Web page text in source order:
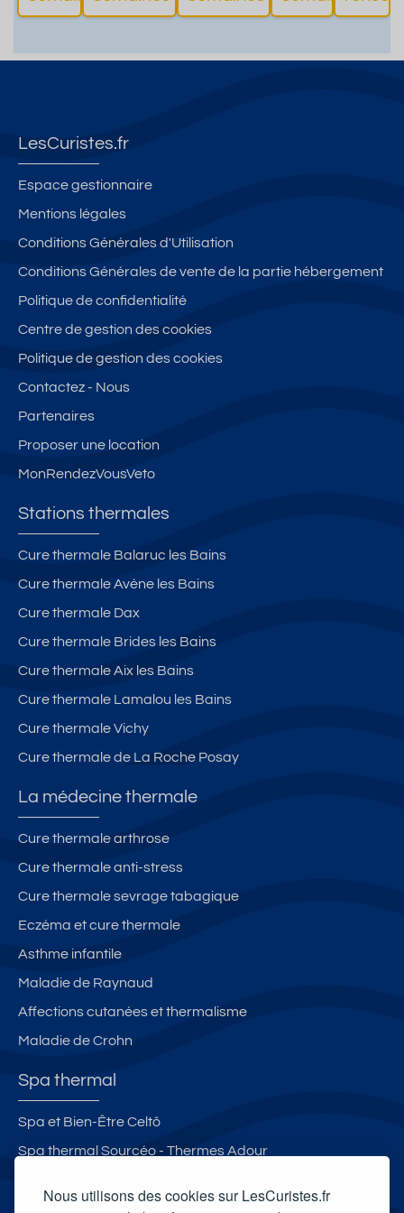
Nous utilisons des cookies sur LesCuristes.fr
LesCuristes.fr
Espace gestionnaire
Mentions légales
Conditions Générales d'Utilisation
Conditions Générales de vente de la partie hébergement
Politique de confidentialité
Centre de gestion des cookies
Politique de gestion des cookies
Contactez - Nous
Partenaires
Proposer une location
MonRendezVousVeto
Stations thermales
Cure thermale Balaruc les Bains
Cure thermale Avène les Bains
Cure thermale Dax
Cure thermale Brides les Bains
Cure thermale Aix les Bains
Cure thermale Lamalou les Bains
Cure thermale Vichy
Cure thermale de La Roche Posay
La médecine thermale
Cure thermale arthrose
Cure thermale anti-stress
Cure thermale sevrage tabagique
Eczéma et cure thermale
Asthme infantile
Maladie de Raynaud
Affections cutanées et thermalisme
Maladie de Crohn
Spa thermal
Spa et Bien-Être Celtô
Spa thermal Sourcéo - Thermes Adour